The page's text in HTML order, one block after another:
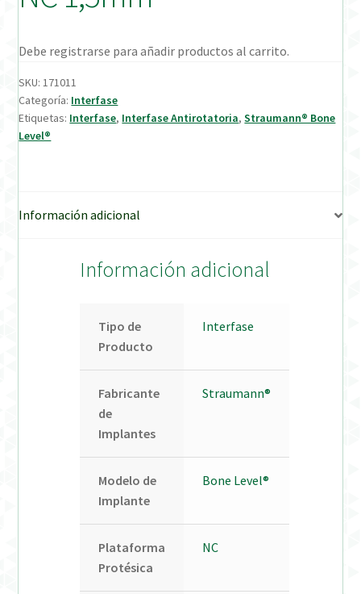
Welcome to DELTA Abutments | Tienda Online!
Debe registrarse para añadir productos al carrito.
SKU:171011
Categoría: Interfase
Etiquetas: Interfase, Interfase Antirotatoria,Straumann® Bone
Level®
Información adicional
Información adicional
Tipo de
Producto
Interfase
Fabricante
de
Implantes
Straumann®
Modelo de
Implante
Bone Level®
Plataforma
Protésica
NC